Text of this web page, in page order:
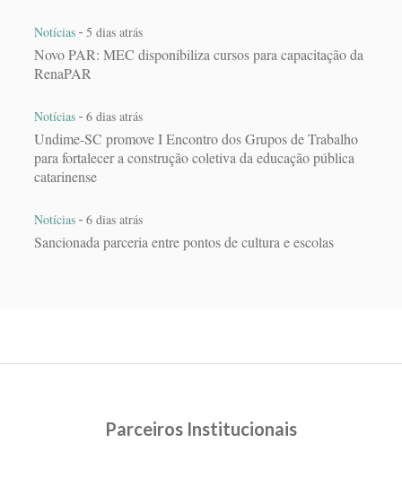
Notícias - 5 dias atrás
Novo PAR: MEC disponibiliza cursos para capacitação da
RenaPAR
Notícias - 6 dias atrás
Undime-SC promove I Encontro dos Grupos de Trabalho
para fortalecer a construção coletiva da educação pública
catarinense
Notícias - 6 dias atrás
Sancionada parceria entre pontos de cultura e escolas
Parceiros Institucionais